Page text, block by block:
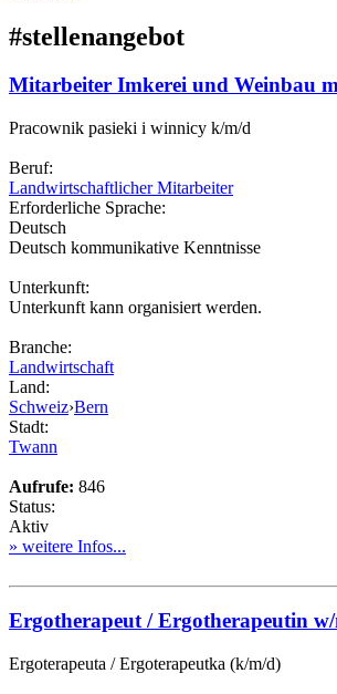
#stellenangebot
Mitarbeiter Imkerei und Weinbau
Pracownik pasieki i winnicy k/m/d
Beruf:
Landwirtschaftlicher Mitarbeiter
Erforderliche Sprache:
Deutsch
Deutsch kommunikative Kenntnisse
Unterkunft:
Unterkunft kann organisiert werden.
Branche:
Landwirtschaft
Land:
Schweiz›Bern
Stadt:
Twann
Aufrufe: 846
Status:
Aktiv
» weitere Infos...
Ergotherapeut / Ergotherapeutin
Ergoterapeuta / Ergoterapeutka (k/m/d)